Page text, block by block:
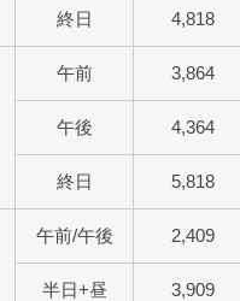
終日 4,818
午前 3,864
午後 4,364
終日 5,818
午前/午後 2,409
半日+昼 3,909